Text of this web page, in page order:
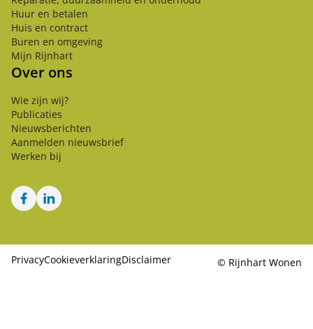
Huur en betalen
Huis en contract
Buren en omgeving
Mijn Rijnhart
Over ons
Wie zijn wij?
Publicaties
Nieuwsberichten
Aanmelden nieuwsbrief
Werken bij
FacebookLinkedIn
PrivacyCookieverklaringDisclaimer © Rijnhart Wonen